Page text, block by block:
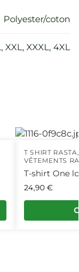
Polyester/coton
XXL, XXXL, 4XL
T SHIRT RASTA
VÊTEMENTS
T-shirt One
24,90 €